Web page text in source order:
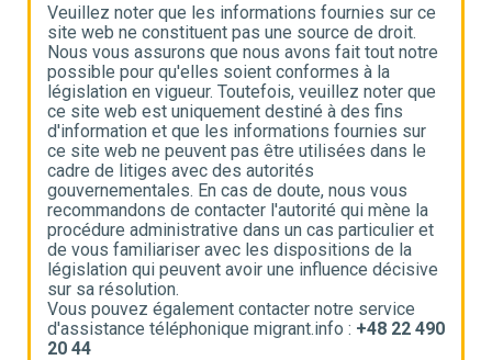
Veuillez noter que les informations fournies sur ce
site web ne constituent pas une source de droit.
Nous vous assurons que nous avons fait tout notre
possible pour qu'elles soient conformes à la
législation en vigueur. Toutefois, veuillez noter que
ce site web est uniquement destiné à des fins
d'information et que les informations fournies sur
ce site web ne peuvent pas être utilisées dans le
cadre de litiges avec des autorités
gouvernementales. En cas de doute, nous vous
recommandons de contacter l'autorité qui mène la
procédure administrative dans un cas particulier et
de vous familiariser avec les dispositions de la
législation qui peuvent avoir une influence décisive
sur sa résolution.
Vous pouvez également contacter notre service
d'assistance téléphonique migrant.info : +48 22 490
20 44